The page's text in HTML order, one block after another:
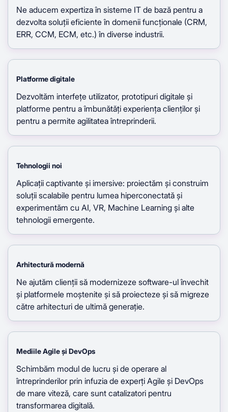
Ne aducem expertiza în sisteme IT de bază pentru a
dezvolta soluții eficiente în domenii funcționale (CRM,
ERR, CCM, ECM, etc.) în diverse industrii.
Platforme digitale
Dezvoltăm interfețe utilizator, prototipuri digitale și
platforme pentru a îmbunătăți experiența clienților și
pentru a permite agilitatea întreprinderii.
Tehnologii noi
Aplicații captivante și imersive: proiectăm și construim
soluții scalabile pentru lumea hiperconectată și
experimentăm cu AI, VR, Machine Learning și alte
tehnologii emergente.
Arhitectură modernă
Ne ajutăm clienții să modernizeze software-ul învechit
și platformele moștenite și să proiecteze și să migreze
către arhitecturi de ultimă generație.
Mediile Agile și DevOps
Schimbăm modul de lucru și de operare al
întreprinderilor prin infuzia de experți Agile și DevOps
de mare viteză, care sunt catalizatori pentru
transformarea digitală.